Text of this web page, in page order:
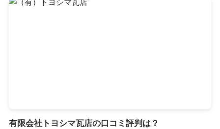
有限会社トヨシマ瓦店の口コミ評判は？